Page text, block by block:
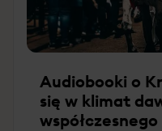
Audiobooki o
się w klimat